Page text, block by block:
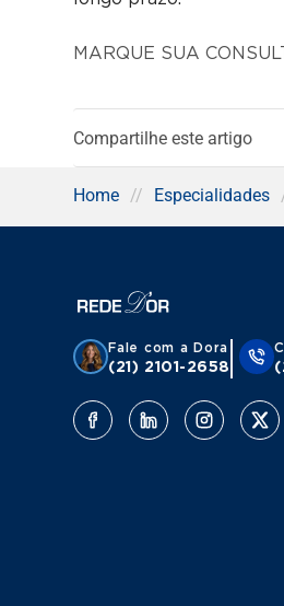
MARQUE SUA
Compartilhe este artigo
Home // Especialidades
Fale com a Dora
(21) 2101-2658